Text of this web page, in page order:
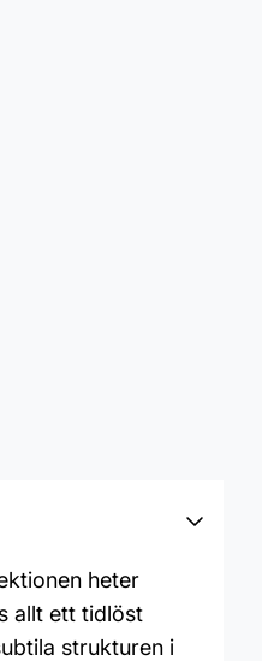
heter
allt ett tidlöst
strukturen i